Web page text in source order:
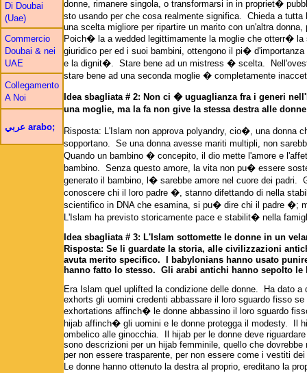
Di Doubai
(Uae)
Commercio
Doubai & nei
UAE
Collegamento
A Noi
عربي arabo;
donne, rimanere singola, o transformarsi in in propriet�
sto usando per che cosa realmente significa. Chieda a
una scelta migliore per ripartire un marito con un'altra
Poich� la a wedded legittimamente la moglie che otterr�
giuridico per ed i suoi bambini, ottengono il pi�
e la dignit�. Stare bene ad un mistress � scelta.
stare bene ad una seconda moglie � completamente
Idea sbagliata # 2: Non ci � uguaglianza fra i generi
una moglie, ma la fa non give la stessa destra alle
Risposta: L'Islam non approva polyandry, cio�, una
sopportano. Se una donna avesse mariti multipli, non
Quando un bambino � concepito, il dio mette l'amore e
bambino. Senza questo amore, la vita non pu� essere
generato il bambino, l� sarebbe amore nel cuore dei padri.
conoscere chi il loro padre �, stanno difettando di nella
scientifico in DNA che esamina, si pu� dire chi il padre �;
L'Islam ha previsto storicamente pace e stabilit� nella
Idea sbagliata # 3: L'Islam sottomette le donne in un
Risposta: Se li guardate la storia, alle civilizzazioni
avuta merito specifico. I babylonians hanno usato
hanno fatto lo stesso. Gli arabi antichi hanno sepolto le
Era Islam quel uplifted la condizione delle donne. Ha dato
exhorts gli uomini credenti abbassare il loro sguardo fisso
exhortations affinch� le donne abbassino il loro sguardo
hijab affinch� gli uomini e le donne protegga il modesty. Il
ombelico alle ginocchia. Il hijab per le donne deve
sono descrizioni per un hijab femminile, quello che
per non essere trasparente, per non essere come i vestiti
Le donne hanno ottenuto la destra al proprio, ereditano la